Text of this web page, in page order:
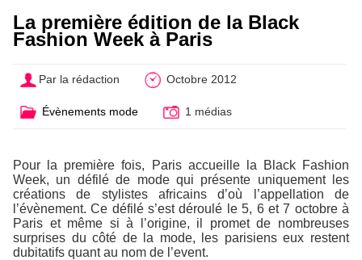
La première édition de la Black
Fashion Week à Paris
Par la rédaction Octobre 2012
Évènements mode 1 médias
Pour la première fois, Paris accueille la Black Fashion
Week, un défilé de mode qui présente uniquement les
créations de stylistes africains d’où l’appellation de
l’évènement. Ce défilé s’est déroulé le 5, 6 et 7 octobre à
Paris et même si à l’origine, il promet de nombreuses
surprises du côté de la mode, les parisiens eux restent
dubitatifs quant au nom de l’event.